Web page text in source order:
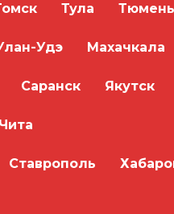
Тула Тюмень
Удэ Махачкала
Саранск Якутск
Чита
Ставрополь